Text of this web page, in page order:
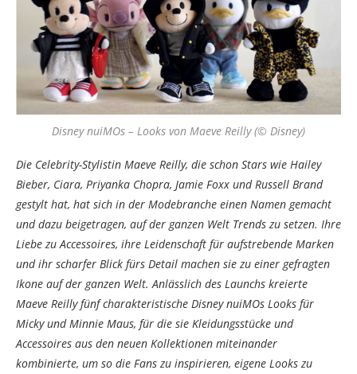
Disney nuiMOs – Looks von Maeve Reilly (© Disney)
Die Celebrity-Stylistin Maeve Reilly, die schon Stars wie Hailey
Bieber, Ciara, Priyanka Chopra, Jamie Foxx und Russell Brand
gestylt hat, hat sich in der Modebranche einen Namen gemacht
und dazu beigetragen, auf der ganzen Welt Trends zu setzen. Ihre
Liebe zu Accessoires, ihre Leidenschaft für aufstrebende Marken
und ihr scharfer Blick fürs Detail machen sie zu einer gefragten
Ikone auf der ganzen Welt. Anlässlich des Launchs kreierte
Maeve Reilly fünf charakteristische Disney nuiMOs Looks für
Micky und Minnie Maus, für die sie Kleidungsstücke und
Accessoires aus den neuen Kollektionen miteinander
kombinierte, um so die Fans zu inspirieren, eigene Looks zu